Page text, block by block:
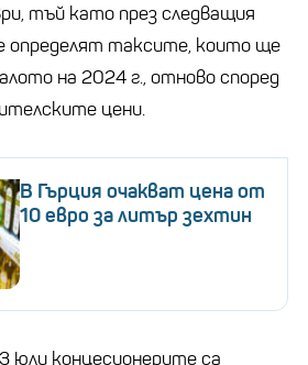
тъй като през следващия
определят таксите, които ще
на 2024 г., отново според
цени.
В Гърция очакват цена от
10 евро за литър зехтин
юли концесионерите са